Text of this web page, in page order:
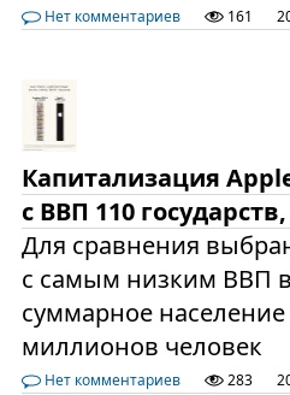
Нет комментариев 161
Капитализация
с ВВП 110
Для сравнения
с самым низким ВВП
суммарное население
миллионов человек
Нет комментариев 283